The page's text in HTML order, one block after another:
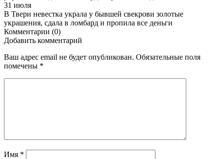
31 июля
В Твери невестка украла у бывшей свекрови золотые
украшения, сдала в ломбард и пропила все деньги
Комментарии (0)
Добавить комментарий
Ваш адрес email не будет опубликован. Обязательные поля
помечены *
Имя *